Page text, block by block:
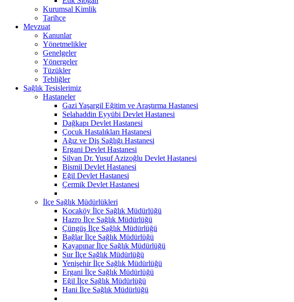
Kurumsal Kimlik
Tarihçe
Mevzuat
Kanunlar
Yönetmelikler
Genelgeler
Yönergeler
Tüzükler
Tebliğler
Sağlık Tesislerimiz
Hastaneler
Gazi Yaşargil Eğitim ve Araştırma Hastanesi
Selahaddin Eyyübi Devlet Hastanesi
Dağkapı Devlet Hastanesi
Çocuk Hastalıkları Hastanesi
Ağız ve Diş Sağlığı Hastanesi
Ergani Devlet Hastanesi
Silvan Dr. Yusuf Azizoğlu Devlet Hastanesi
Bismil Devlet Hastanesi
Eğil Devlet Hastanesi
Çermik Devlet Hastanesi
İlçe Sağlık Müdürlükleri
Kocaköy İlçe Sağlık Müdürlüğü
Hazro İlçe Sağlık Müdürlüğü
Çüngüş İlçe Sağlık Müdürlüğü
Bağlar İlçe Sağlık Müdürlüğü
Kayapınar İlçe Sağlık Müdürlüğü
Sur İlçe Sağlık Müdürlüğü
Yenişehir İlçe Sağlık Müdürlüğü
Ergani İlçe Sağlık Müdürlüğü
Eğil İlçe Sağlık Müdürlüğü
Hani İlçe Sağlık Müdürlüğü